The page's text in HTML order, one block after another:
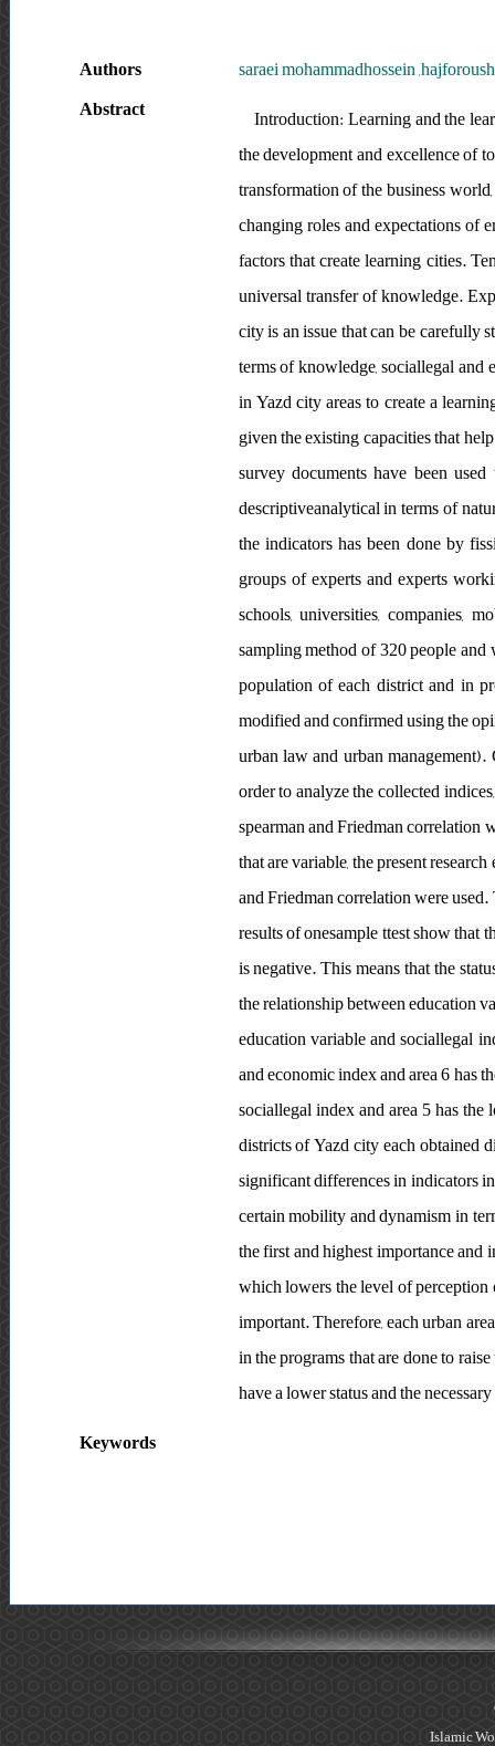
Authors
saraei mohammadhossein
Abstract
Introduction: Learning and the
the development and excellence of
transformation of the business
changing roles and expectations of
factors that create learning cities.
universal transfer of knowledge.
city is an issue that can be carefully
terms of knowledge, sociallegal
in Yazd city areas to create a
given the existing capacities that
survey documents have been
descriptiveanalytical in terms of
the indicators has been done by
groups of experts and experts
schools, universities, companies,
sampling method of 320 people
population of each district and in
modified and confirmed using the
urban law and urban
order to analyze the collected
spearman and Friedman correlation
that are variable, the present
and Friedman correlation were
results of onesample ttest show that
is negative. This means that the
the relationship between education
education variable and sociallegal
and economic index and area 6 has
sociallegal index and area 5 has
districts of Yazd city each obtained
significant differences in indicators
certain mobility and dynamism in
the first and highest importance
which lowers the level of
important. Therefore, each urban
in the programs that are done to
have a lower status and the
Keywords
Islamic